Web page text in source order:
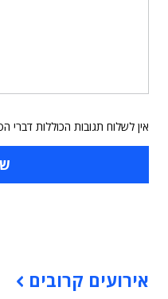
אין לשלוח תגובות הכוללות
אירועים קרובים